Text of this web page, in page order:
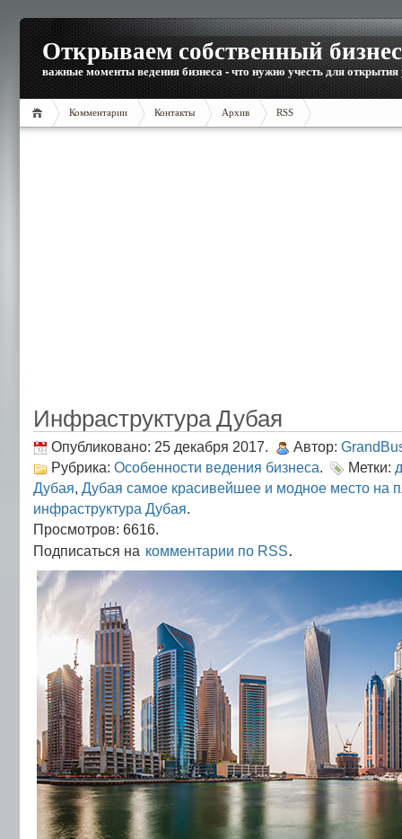
Открываем собственный бизнес
важные моменты ведения бизнеса - что нужно учесть для открытия
Комментарии Контакты Архив RSS
Инфраструктура Дубая
Опубликовано: 25 декабря 2017. Автор:
Рубрика: Особенности ведения бизнеса. Метки:
Дубая, Дубая самое красивейшее и модное место на
инфраструктура Дубая.
Просмотров: 6616.
Подписаться на комментарии по RSS.